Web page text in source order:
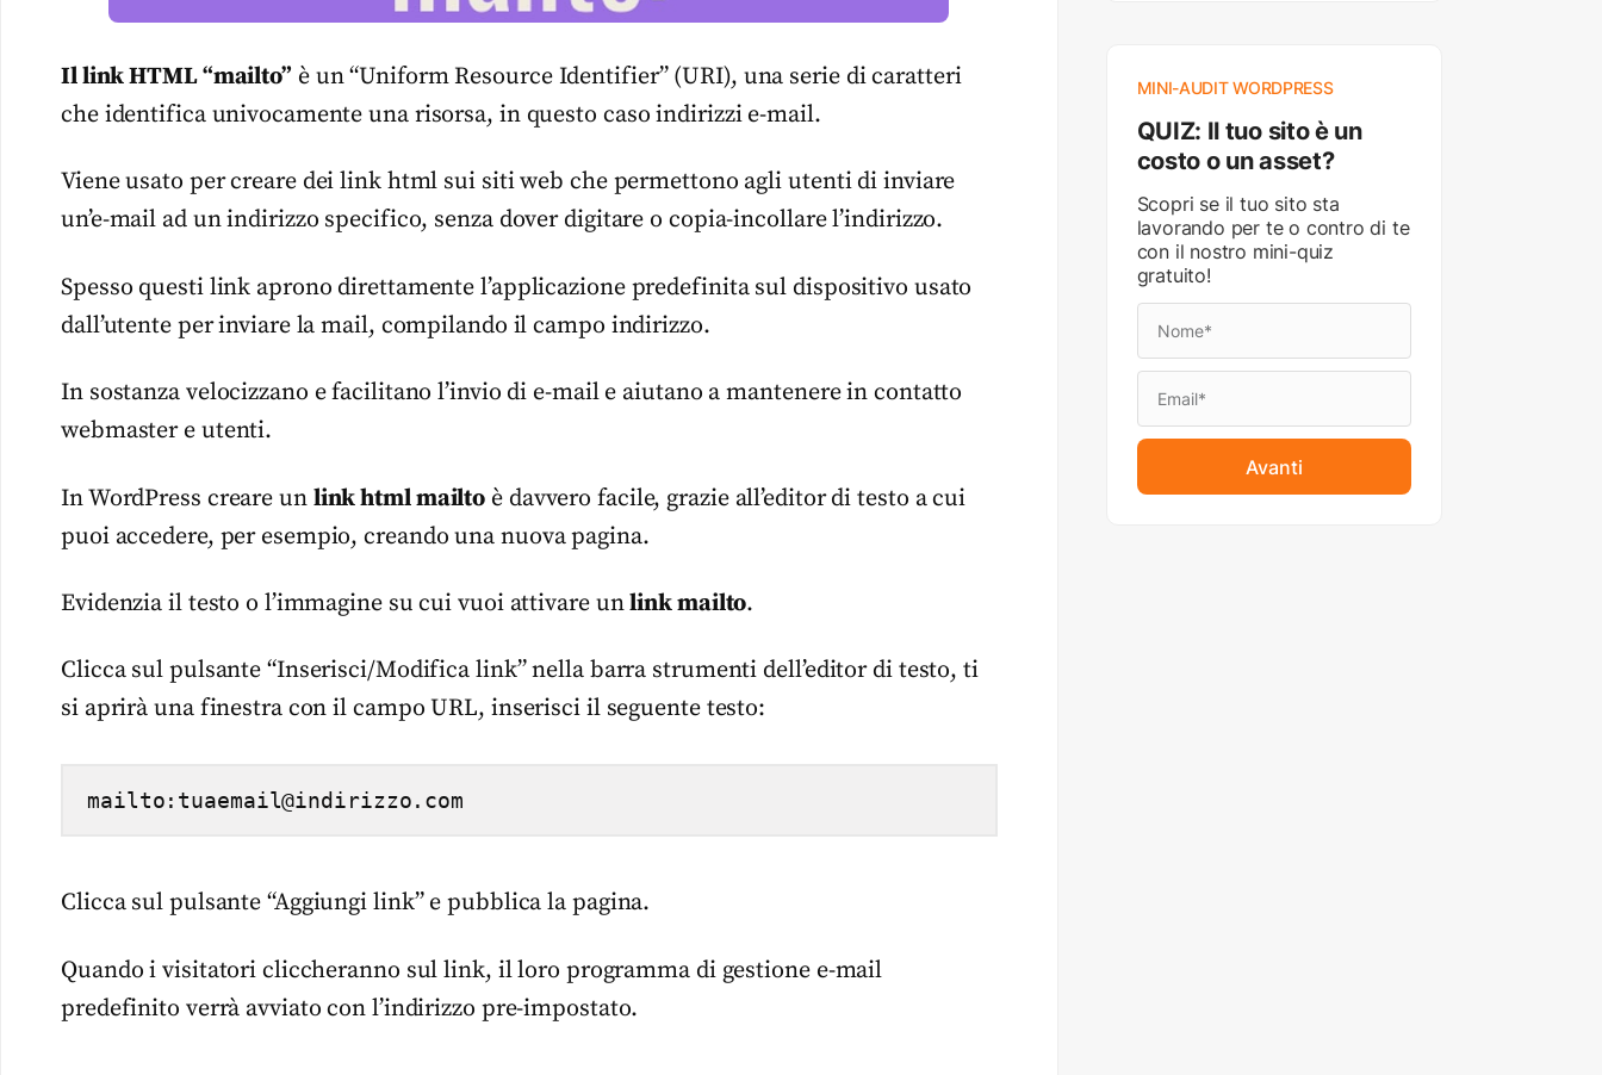
Il link HTML “mailto” è un “Uniform Resource Identifier” (URI), una serie di caratteri
che identifica univocamente una risorsa, in questo caso indirizzi e-mail.
Viene usato per creare dei link html sui siti web che permettono agli utenti di inviare
un’e-mail ad un indirizzo specifico, senza dover digitare o copia-incollare l’indirizzo.
Spesso questi link aprono direttamente l’applicazione predefinita sul dispositivo usato
dall’utente per inviare la mail, compilando il campo indirizzo.
In sostanza velocizzano e facilitano l’invio di e-mail e aiutano a mantenere in contatto
webmaster e utenti.
In WordPress creare un link html mailto è davvero facile, grazie all’editor di testo a cui
puoi accedere, per esempio, creando una nuova pagina.
Evidenzia il testo o l’immagine su cui vuoi attivare unlink mailto.
Clicca sul pulsante “Inserisci/Modifica link” nella barra strumenti dell’editor di testo, ti
si aprirà una finestra con il campo URL, inserisci il seguente testo:
mailto:tuaemail@indirizzo.com
Clicca sul pulsante “Aggiungi link” e pubblica la pagina.
Quando i visitatori cliccheranno sul link, il loro programma di gestione e-mail
predefinito verrà avviato con l’indirizzo pre-impostato.
MINI-AUDIT WORDPRESS
QUIZ: Il tuo sito è un
costo o un asset?
Scopri se il tuo sito sta
lavorando per te o contro di te
con il nostro mini-quiz
gratuito!
Avanti